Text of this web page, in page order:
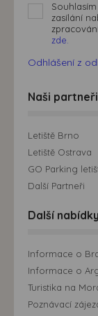
zasílání
zde.
Odhlášení z
Naši partneři
Letiště Brno
Letiště Ostrava
GO Parking
Další Partneři
Další nabídky
Informace o
Informace o
Turistika na
Poznávací